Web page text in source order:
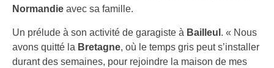
Normandie avec sa famille.
Un prélude à son activité de garagiste à Bailleul . « Nous
avons quitté la Bretagne, où le temps gris peut s’installer
durant des semaines, pour rejoindre la maison de mes